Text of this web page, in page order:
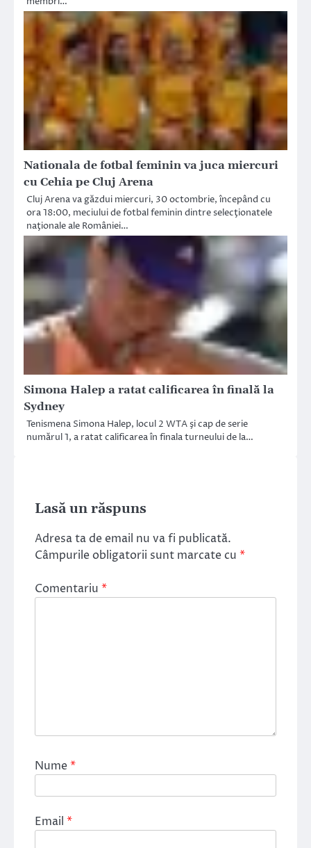
Nationala de fotbal feminin va juca miercuri
cu Cehia pe Cluj Arena
Cluj Arena va găzdui miercuri, 30 octombrie, începând cu
ora 18:00, meciului de fotbal feminin dintre selecţionatele
naţionale ale României…
Simona Halep a ratat calificarea în finală la
Sydney
Tenismena Simona Halep, locul 2 WTA şi cap de serie
numărul 1, a ratat calificarea în finala turneului de la…
Lasă un răspuns
Adresa ta de email nu va fi publicată.
Câmpurile obligatorii sunt marcate cu *
Comentariu *
Nume*
Email *